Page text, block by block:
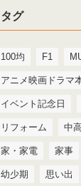
タグ
100均 F1
アニメ映画ドラマ
イベント記念日
リフォーム 中
家・家電 家事
幼少期 思い出